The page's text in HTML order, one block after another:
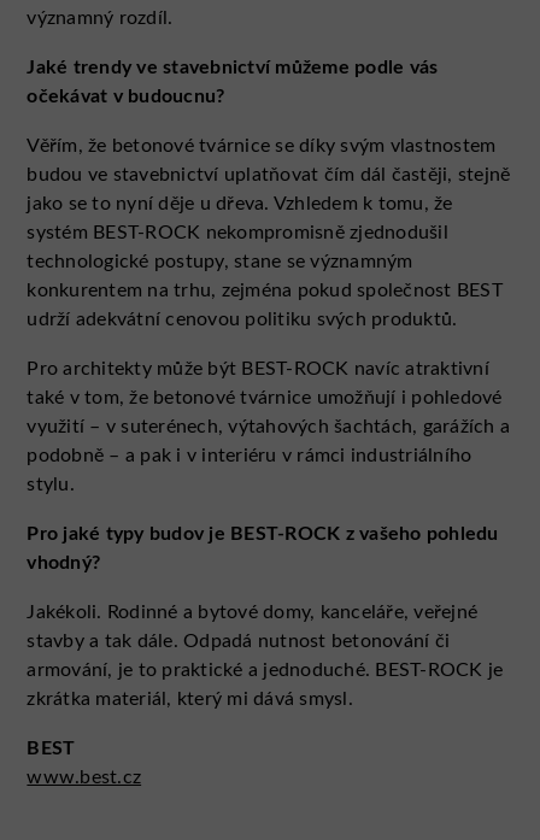
významný rozdíl.
Jaké trendy ve stavebnictví můžeme podle vás
očekávat v budoucnu?
Věřím, že betonové tvárnice se díky svým vlastnostem
budou ve stavebnictví uplatňovat čím dál častěji, stejně
jako se to nyní děje u dřeva. Vzhledem k tomu, že
systém BEST-ROCK nekompromisně zjednodušil
technologické postupy, stane se významným
konkurentem na trhu, zejména pokud společnost BEST
udrží adekvátní cenovou politiku svých produktů.
Pro architekty může být BEST-ROCK navíc atraktivní
také v tom, že betonové tvárnice umožňují i pohledové
využití – v suterénech, výtahových šachtách, garážích a
podobně – a pak i v interiéru v rámci industriálního
stylu.
Pro jaké typy budov je BEST-ROCK z vašeho pohledu
vhodný?
Jakékoli. Rodinné a bytové domy, kanceláře, veřejné
stavby a tak dále. Odpadá nutnost betonování či
armování, je to praktické a jednoduché. BEST-ROCK je
zkrátka materiál, který mi dává smysl.
BEST
www.best.cz